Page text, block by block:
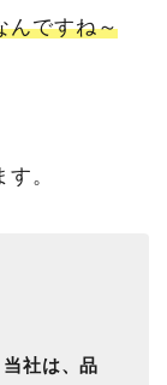
んですね～
。
社は、品